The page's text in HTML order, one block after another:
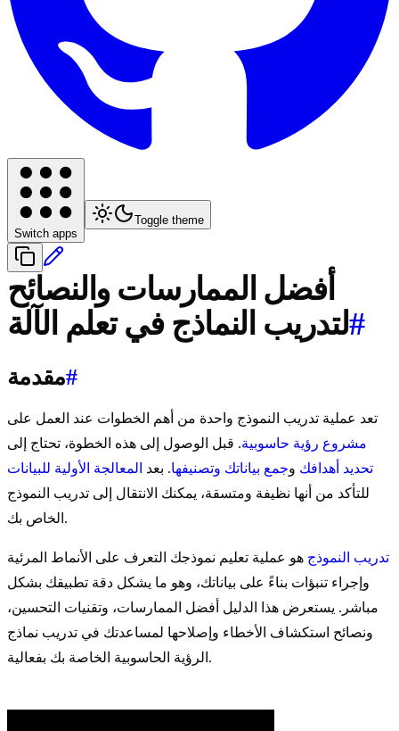
Switch apps
Toggle theme
أفضل الممارسات والنصائح
لتدريب النماذج في تعلم الآلة#
مقدمة#
تعد عملية تدريب النموذج واحدة من أهم الخطوات عند العمل على
مشروع رؤية حاسوبية. قبل الوصول إلى هذه الخطوة، تحتاج إلى
تحديد أهدافك وجمع بياناتك وتصنيفها. بعد المعالجة الأولية للبيانات
للتأكد من أنها نظيفة ومتسقة، يمكنك الانتقال إلى تدريب النموذج
الخاص بك.
تدريب النموذج هو عملية تعليم نموذجك التعرف على الأنماط المرئية
وإجراء تنبؤات بناءً على بياناتك، وهو ما يشكل دقة تطبيقك بشكل
مباشر. يستعرض هذا الدليل أفضل الممارسات، وتقنيات التحسين،
ونصائح استكشاف الأخطاء وإصلاحها لمساعدتك في تدريب نماذج
الرؤية الحاسوبية الخاصة بك بفعالية.